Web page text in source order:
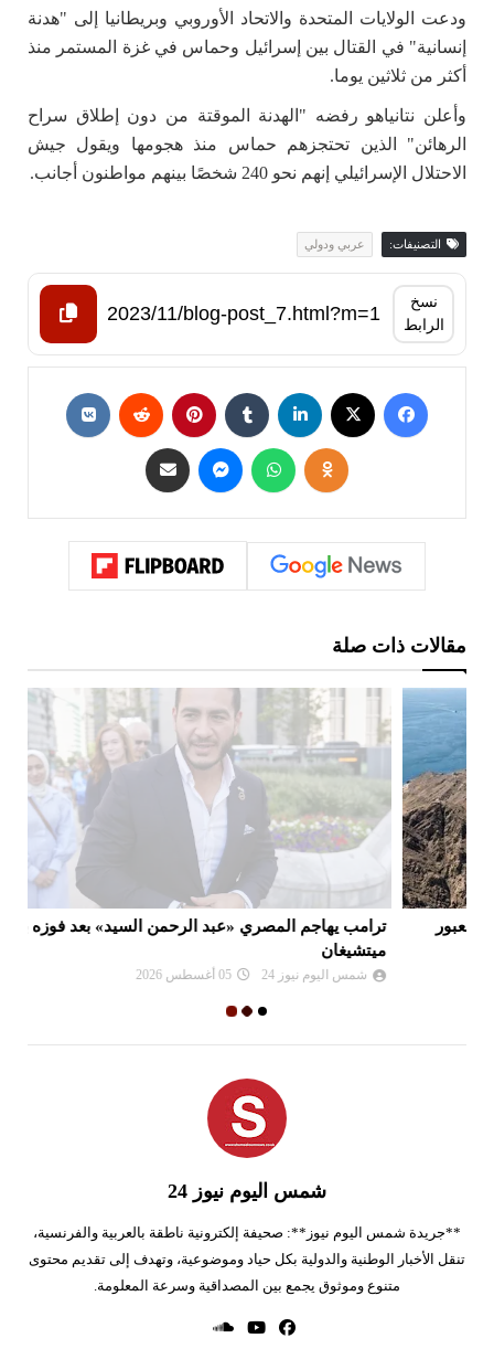
ودعت الولايات المتحدة والاتحاد الأوروبي وبريطانيا إلى "هدنة
إنسانية" في القتال بين إسرائيل وحماس في غزة المستمر منذ
أكثر من ثلاثين يوما.
وأعلن نتانياهو رفضه "الهدنة الموقتة من دون إطلاق سراح
الرهائن" الذين تحتجزهم حماس منذ هجومها ويقول جيش
الاحتلال الإسرائيلي إنهم نحو 240 شخصًا بينهم مواطنون أجانب.
التصنيفات: عربي ودولي
نسخ
الرابط
مقالات ذات صلة
ترامب يهاجم المصري «عبد الرحمن السيد» بعد فوزه بانتخابات
شمس اليوم نيوز 24 05 أغسطس 2026
شمس اليوم نيوز 24
**جريدة شمس اليوم نيوز**: صحيفة إلكترونية ناطقة بالعربية والفرنسية،
تنقل الأخبار الوطنية والدولية بكل حياد وموضوعية، وتهدف إلى تقديم محتوى
متنوع وموثوق يجمع بين المصداقية وسرعة المعلومة.